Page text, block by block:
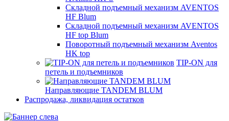
Складной подъемный механизм AVENTOS
HF Blum
Складной подъемный механизм AVENTOS
HF top Blum
Поворотный подъемный механизм Aventos
HK top
TIP-ON для
петель и подъемников
Направляющие TANDEM BLUM
Распродажа, ликвидация остатков